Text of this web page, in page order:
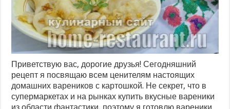
Приветствую вас, дорогие друзья! Сегодняшний
рецепт я посвящаю всем ценителям настоящих
домашних вареников с картошкой. Не секрет, что в
супермаркетах и на рынках купить вкусные вареники
из области фантастики, поэтому я готовлю вареники